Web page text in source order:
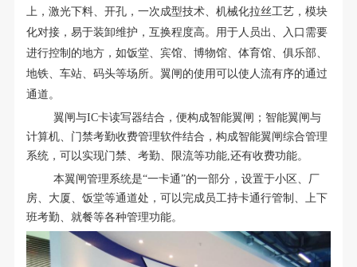
上，激光下料、开孔，一次成型技术、机械化拉丝工艺，模块
化对接，易于装卸维护，互换程度高。用于人员出、入口需要
进行控制的地方，如饭堂、宾馆、博物馆、体育馆、俱乐部、
地铁、车站、码头等场所。翼闸的使用可以使人流有序的通过
通道。
翼闸与IC卡读写器结合，便构成智能翼闸；智能翼闸与
计算机、门禁考勤收费管理软件结合，构成智能翼闸综合管理
系统，可以实现门禁、考勤、限流等功能,还有收费功能。
本翼闸管理系统是“一卡通”的一部分，设置于小区、厂
房、大厦、饭堂等通道处，可以完成员工持卡通行管制、上下
班考勤、就餐等各种管理功能。